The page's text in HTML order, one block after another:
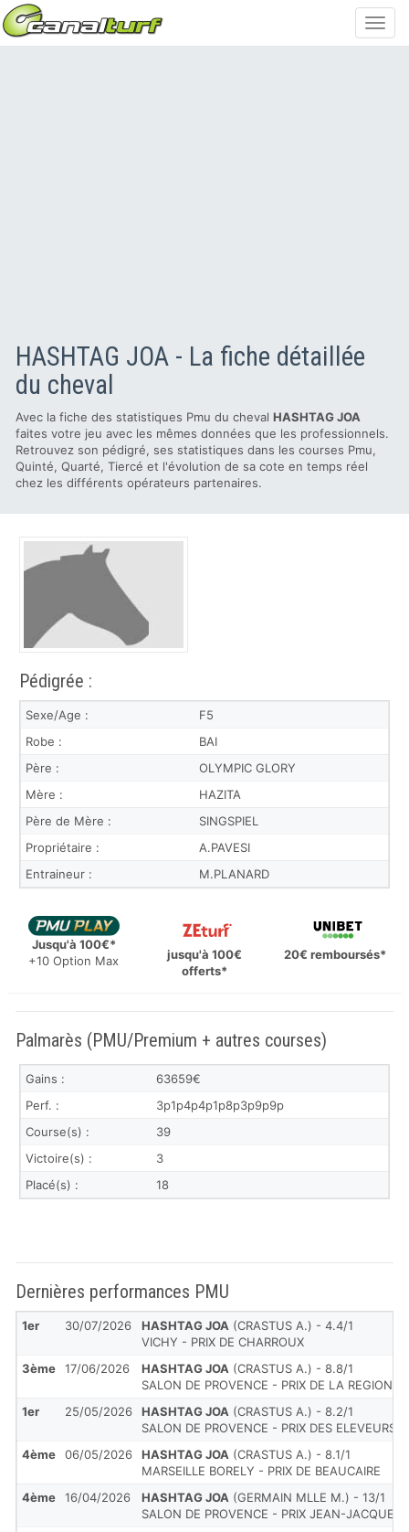
HASHTAG JOA - La fiche détaillée
du cheval
Avec la fiche des statistiques Pmu du cheval HASHTAG JOA
faites votre jeu avec les mêmes données que les professionnels.
Retrouvez son pédigré, ses statistiques dans les courses Pmu,
Quinté, Quarté, Tiercé et l'évolution de sa cote en temps réel
chez les différents opérateurs partenaires.
Pédigrée :
Sexe/Age :
F5
Robe :
BAI
Père :
OLYMPIC GLORY
Mère :
HAZITA
Père de Mère :
SINGSPIEL
Propriétaire :
A.PAVESI
Entraineur :
M.PLANARD
Jusqu'à 100€*
+10 Option Max
jusqu'à 100€
offerts*
20€ remboursés*
Palmarès (PMU/Premium + autres courses)
Gains :
63659€
Perf. :
3p1p4p4p1p8p3p9p9p
Course(s) :
39
Victoire(s) :
3
Placé(s) :
18
Dernières performances PMU
1er 30/07/2026 HASHTAG JOA (CRASTUS A.) - 4.4/1
VICHY - PRIX DE CHARROUX
3ème
17/06/2026 HASHTAG JOA (CRASTUS A.) - 8.8/1
SALON DE PROVENCE - PRIX DE LA REGION
1er
25/05/2026 HASHTAG JOA (CRASTUS A.) - 8.2/1
SALON DE PROVENCE - PRIX DES ELEVEURS
4ème
06/05/2026 HASHTAG JOA (CRASTUS A.) - 8.1/1
MARSEILLE BORELY - PRIX DE BEAUCAIRE
4ème
16/04/2026 HASHTAG JOA (GERMAIN MLLE M.) - 13/1
SALON DE PROVENCE - PRIX JEAN-JACQUES